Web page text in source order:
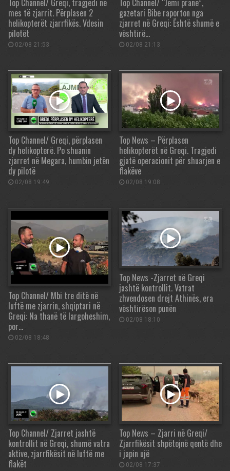
Top Channel/ Greqi, tragjedi në
mes të zjarrit. Përplasen 2
helikopterët zjarrfikës. Vdesin
pilotët
02/08 21:53
Top Channel/ “Jemi pranë”,
gazetari Bibe raporton nga
zjarret në Greqi: Është shumë e
vështirë…
02/08 21:13
Top Channel/ Greqi, përplasen
dy helikopterë. Po shuanin
zjarret në Megara, humbin jetën
dy pilotë
02/08 19:49
Top News – Përplasen
helikopterët në Greqi. Tragjedi
gjatë operacionit për shuarjen e
flakëve
02/08 19:08
Top Channel/ Mbi tre ditë në
luftë me zjarrin, shqiptari në
Greqi: Na thanë të largoheshim,
por…
02/08 18:48
Top News -Zjarret në Greqi
jashtë kontrollit. Vatrat
zhvendosen drejt Athinës, era
vështirëson punën
02/08 18:10
Top Channel/ Zjarret jashtë
kontrollit në Greqi, shumë vatra
aktive, zjarrfikësit në luftë me
flakët
Top News – Zjarri në Greqi/
Zjarrfikësit shpëtojnë qentë dhe
i japin ujë
02/08 17:37